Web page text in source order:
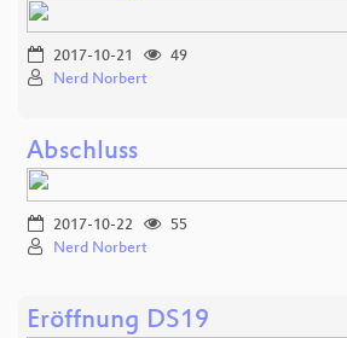
2017-10-21
49
Nerd Norbert
Abschluss
2017-10-22
55
Nerd Norbert
Eröffnung DS19